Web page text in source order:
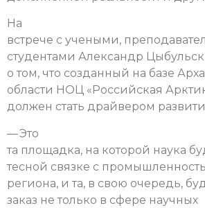
На
встрече с учеными,
студентами Александр
о том, что созданный на базе
области НОЦ «Российская
должен стать драйвером
— Это
та площадка, на которой наука
тесной связке с
региона, и та, в свою очередь,
заказ не только в сфере научных